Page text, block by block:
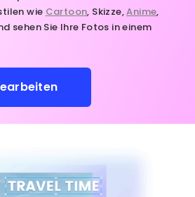
wie Cartoon, Skizze,Anime,
sehen Sie Ihre Fotos in einem